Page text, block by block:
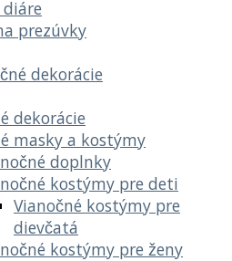
diáre
prezúvky
dekorácie
dekorácie
masky a kostýmy
doplnky
kostýmy pre deti
Vianočné kostýmy pre
dievčatá
kostýmy pre ženy